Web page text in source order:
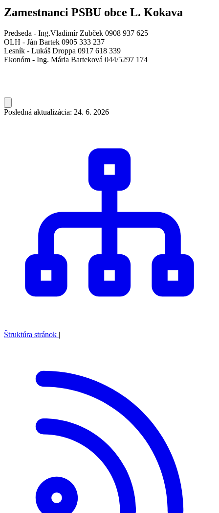
Zamestnanci PSBU obce L. Kokava
Predseda - Ing.Vladimír Zubček 0908 937 625
OLH - Ján Bartek 0905 333 237
Lesník - Lukáš Droppa 0917 618 339
Ekonóm - Ing. Mária Barteková 044/5297 174
Posledná aktualizácia: 24. 6. 2026
Štruktúra stránok |